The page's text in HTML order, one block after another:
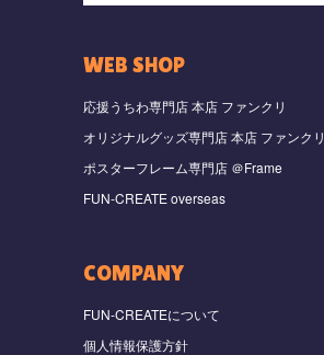
WEB SHOP
応援うちわ専門店 本店 ファンクリ
オリジナルグッズ専門店 本店 ファンクリ
ポスターフレーム専門店 ＠Frame
FUN-CREATE overseas
COMPANY
FUN-CREATEについて
個人情報保護方針